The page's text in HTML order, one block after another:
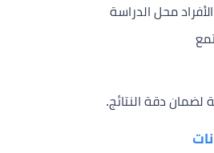
محل الدراسة
لضمان دقة النتائج.